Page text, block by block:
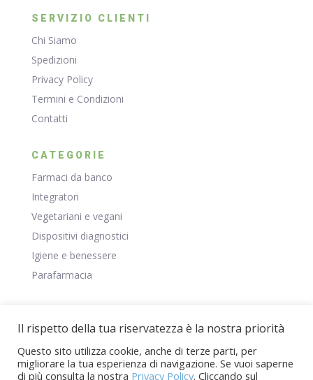
SERVIZIO CLIENTI
Chi Siamo
Spedizioni
Privacy Policy
Termini e Condizioni
Contatti
CATEGORIE
Farmaci da banco
Integratori
Vegetariani e vegani
Dispositivi diagnostici
Igiene e benessere
Parafarmacia
Negozio
Il Mio Account
Carrello
Il rispetto della tua riservatezza è la nostra priorità
Questo sito utilizza cookie, anche di terze parti, per
migliorare la tua esperienza di navigazione. Se vuoi saperne
di più consulta la nostra Privacy Policy. Cliccando sul